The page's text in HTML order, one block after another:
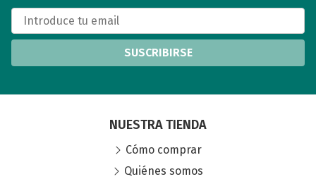
SUSCRIBIRSE
NUESTRA TIENDA
Cómo comprar
Quiénes somos